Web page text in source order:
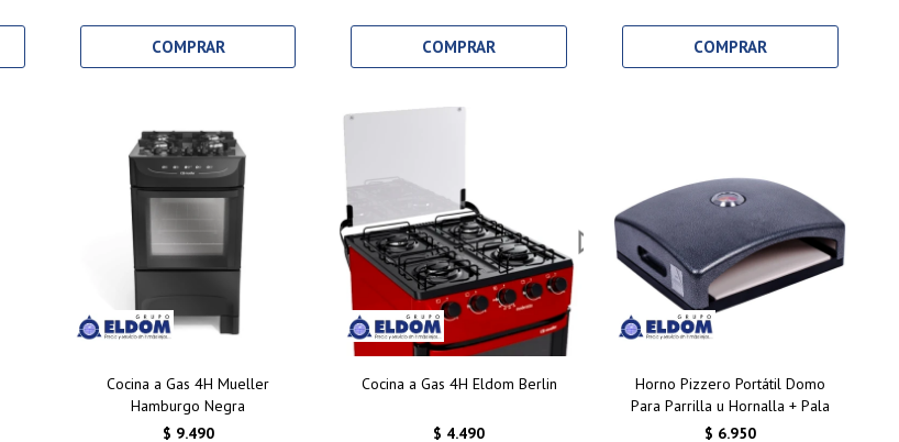
Cocina a Gas 4H Mueller
Hamburgo Negra
$ 9.490
Cocina a Gas 4H Eldom Berlin
$ 4.490
Horno Pizzero Portátil Domo
Para Parrilla u Hornalla + Pala
$ 6.950